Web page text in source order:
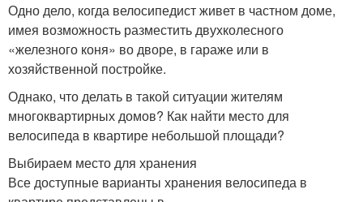
Одно дело, когда велосипедист живет в частном доме,
имея возможность разместить двухколесного
«железного коня» во дворе, в гараже или в
хозяйственной постройке.
Однако, что делать в такой ситуации жителям
многоквартирных домов? Как найти место для
велосипеда в квартире небольшой площади?
Выбираем место для хранения
Все доступные варианты хранения велосипеда в